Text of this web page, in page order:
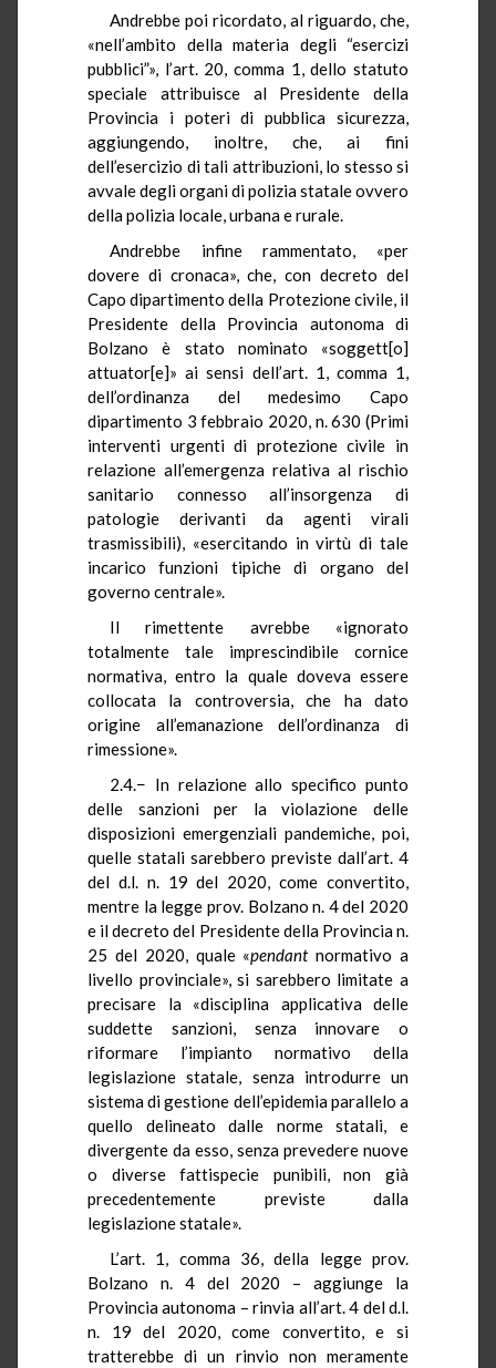
Andrebbe poi ricordato, al riguardo, che,
«nell’ambito della materia degli “esercizi
pubblici”», l’art. 20, comma 1, dello statuto
speciale attribuisce al Presidente della
Provincia i poteri di pubblica sicurezza,
aggiungendo, inoltre, che, ai fini
dell’esercizio di tali attribuzioni, lo stesso si
avvale degli organi di polizia statale ovvero
della polizia locale, urbana e rurale.
Andrebbe infine rammentato, «per
dovere di cronaca», che, con decreto del
Capo dipartimento della Protezione civile, il
Presidente della Provincia autonoma di
Bolzano è stato nominato «soggett[o]
attuator[e]» ai sensi dell’art. 1, comma 1,
dell’ordinanza del medesimo Capo
dipartimento 3 febbraio 2020, n. 630 (Primi
interventi urgenti di protezione civile in
relazione all’emergenza relativa al rischio
sanitario connesso all’insorgenza di
patologie derivanti da agenti virali
trasmissibili), «esercitando in virtù di tale
incarico funzioni tipiche di organo del
governo centrale».
Il rimettente avrebbe «ignorato
totalmente tale imprescindibile cornice
normativa, entro la quale doveva essere
collocata la controversia, che ha dato
origine all’emanazione dell’ordinanza di
rimessione».
2.4.− In relazione allo specifico punto
delle sanzioni per la violazione delle
disposizioni emergenziali pandemiche, poi,
quelle statali sarebbero previste dall’art. 4
del d.l. n. 19 del 2020, come convertito,
mentre la legge prov. Bolzano n. 4 del 2020
e il decreto del Presidente della Provincia n.
25 del 2020, quale «pendantnormativo a
livello provinciale», si sarebbero limitate a
precisare la «disciplina applicativa delle
suddette sanzioni, senza innovare o
riformare l’impianto normativo della
legislazione statale, senza introdurre un
sistema di gestione dell’epidemia parallelo a
quello delineato dalle norme statali, e
divergente da esso, senza prevedere nuove
o diverse fattispecie punibili, non già
precedentemente previste dalla
legislazione statale».
L’art. 1, comma 36, della legge prov.
Bolzano n. 4 del 2020 – aggiunge la
Provincia autonoma – rinvia all’art. 4 del d.l.
n. 19 del 2020, come convertito, e si
tratterebbe di un rinvio non meramente